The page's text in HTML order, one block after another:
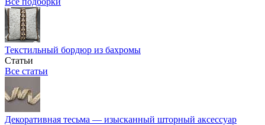
Текстильный бордюр из бахромы
Статьи
Все статьи
Декоративная тесьма — изысканный шторный аксессуар